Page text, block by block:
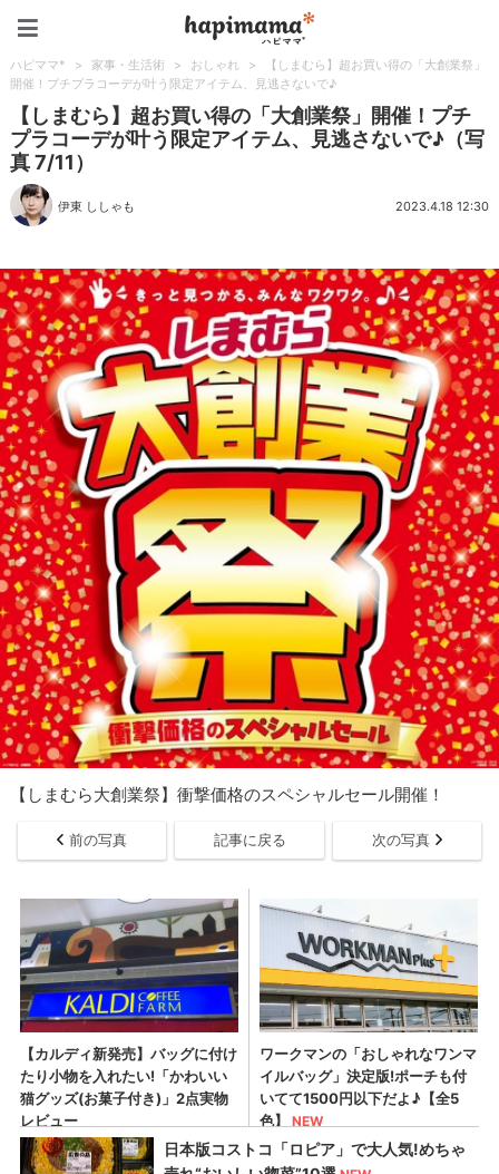
ハピママ* > 家事・生活術 > おしゃれ >
【しまむら】超お買い得の「大創業祭」
開催！プチプラコーデが叶う限定アイテム、見逃さないで♪
【しまむら】超お買い得の「大創業祭」開催！プチ
プラコーデが叶う限定アイテム、見逃さないで♪（写
真 7/11）
伊東 ししゃも 2023.4.18 12:30
【しまむら大創業祭】衝撃価格のスペシャルセール開催！
前の写真 記事に戻る 次の写真